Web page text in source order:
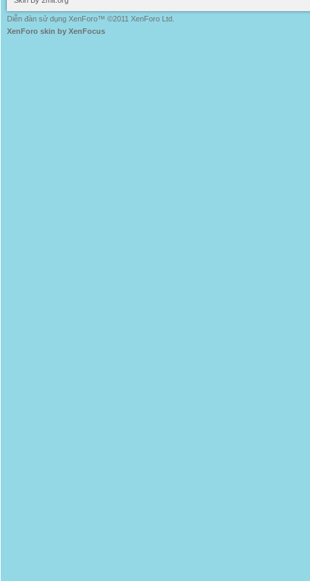
Diễn đàn sử dụng XenForo™ ©2011 XenForo Ltd.
XenForo skin by XenFocus